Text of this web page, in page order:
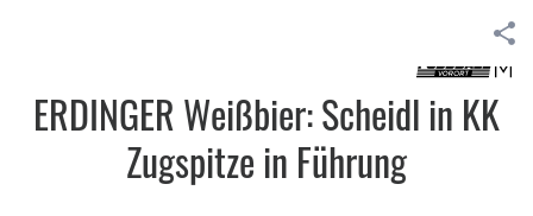
ERDINGER Weißbier: Scheidl in KK
Zugspitze in Führung